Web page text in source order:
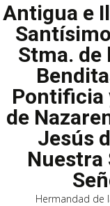
Antigua e
Stma. de
Pontificia
de
Jesús
Nuestra
Hermandad de